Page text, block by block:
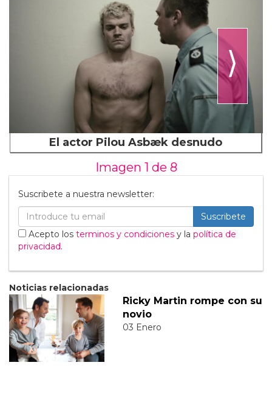
⟩
El actor Pilou Asbæk desnudo
Imagen 1 de 8
Suscribete a nuestra newsletter:
Suscribete
Acepto los terminos y condiciones y la política de
privacidad.
Noticias relacionadas
Ricky Martin rompe con su
novio
03 Enero